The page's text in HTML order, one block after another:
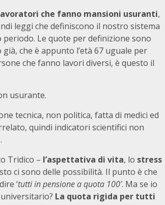
che fanno mansioni usuranti,
leggi che definiscono il nostro sistema
Le quote per definizione sono
che è appunto l’età 67 uguale per
che fanno lavori diversi, è questo il
usurante.
tecnica, non politica, fatta di medici ed
quindi indicatori scientifici non
Tridico – l’aspettativa di vita, lo stress
ci sono delle possibilità. Il punto è che
‘tutti in pensione a quota 100’. Ma se io
La quota rigida per tutti